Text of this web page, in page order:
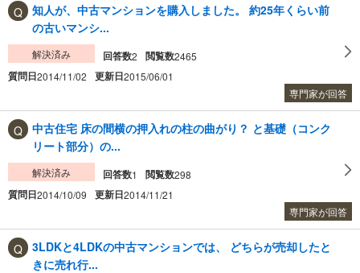
知人が、中古マンションを購入しました。 約25年くらい前
の古いマンシ...
解決済み 回答数2 閲覧数2465
質問日2014/11/02 更新日2015/06/01
専門家が回答
中古住宅 床の間横の押入れの柱の曲がり？ と基礎（コンク
リート部分）の...
解決済み 回答数1 閲覧数298
質問日2014/10/09 更新日2014/11/21
専門家が回答
3LDKと4LDKの中古マンションでは、 どちらが売却したと
きに売れ行...